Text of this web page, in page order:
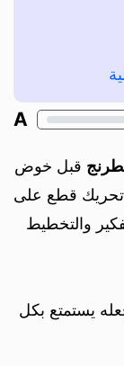
A
قبل خوض
تحريك قطع على
والتخطيط
يستمتع بكل